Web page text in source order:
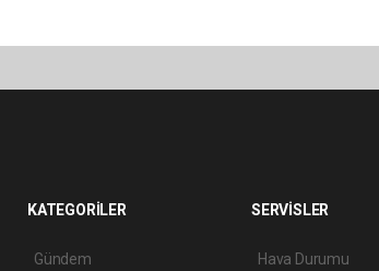
KATEGORİLER
Gündem
SERVİSLER
Hava Durumu